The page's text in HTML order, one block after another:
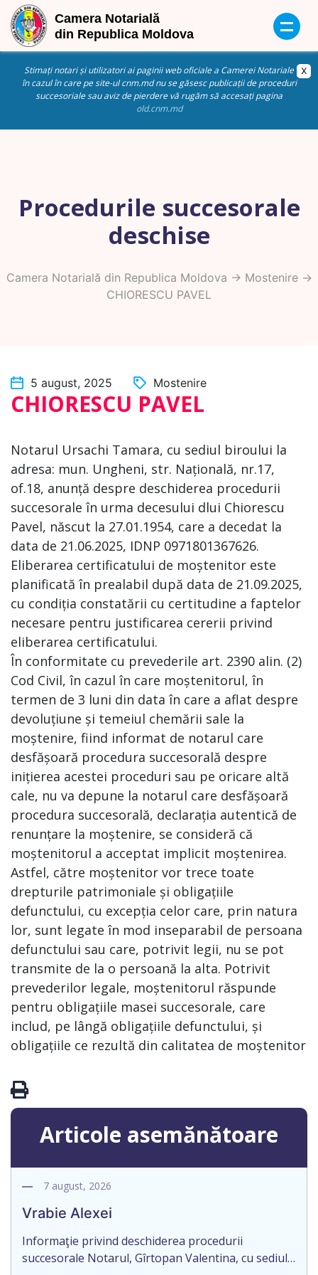
Stimați notari și utilizatori ai paginii web oficiale a Camerei Notariale
în cazul în care pe site-ul cnm.md nu se găsesc publicații de proceduri
succesoriale sau aviz de pierdere vă rugăm să accesați pagina
old.cnm.md
Procedurile succesorale
deschise
Camera Notarială din Republica Moldova -> Mostenire->
CHIORESCU PAVEL
5 august, 2025 Mostenire
CHIORESCU PAVEL
Notarul Ursachi Tamara, cu sediul biroului la
adresa: mun. Ungheni, str. Națională, nr.17,
of.18, anunță despre deschiderea procedurii
succesorale în urma decesului dlui Chiorescu
Pavel, născut la 27.01.1954, care a decedat la
data de 21.06.2025, IDNP 0971801367626.
Eliberarea certificatului de moștenitor este
planificată în prealabil după data de 21.09.2025,
cu condiția constatării cu certitudine a faptelor
necesare pentru justificarea cererii privind
eliberarea certificatului.
În conformitate cu prevederile art. 2390 alin. (2)
Cod Civil, în cazul în care moștenitorul, în
termen de 3 luni din data în care a aflat despre
devoluțiune și temeiul chemării sale la
moștenire, fiind informat de notarul care
desfășoară procedura succesorală despre
inițierea acestei proceduri sau pe oricare altă
cale, nu va depune la notarul care desfășoară
procedura succesorală, declarația autentică de
renunțare la moștenire, se consideră că
moștenitorul a acceptat implicit moștenirea.
Astfel, către moștenitor vor trece toate
drepturile patrimoniale și obligațiile
defunctului, cu excepția celor care, prin natura
lor, sunt legate în mod inseparabil de persoana
defunctului sau care, potrivit legii, nu se pot
transmite de la o persoană la alta. Potrivit
prevederilor legale, moștenitorul răspunde
pentru obligațiile masei succesorale, care
includ, pe lângă obligațiile defunctului, și
obligațiile ce rezultă din calitatea de moștenitor
Articole asemănătoare
7 august, 2026
Vrabie Alexei
Informaţie privind deschiderea procedurii
succesorale Notarul, Gîrtopan Valentina, cu sediul